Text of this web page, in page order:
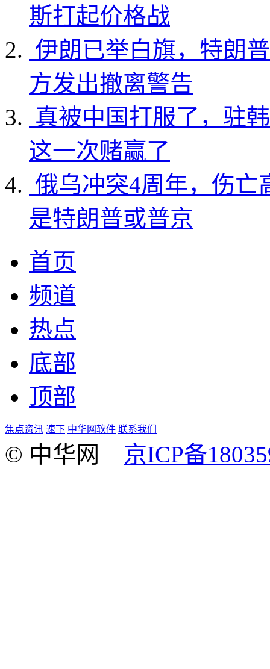
斯打起价格战
伊朗已举白旗，特朗
方发出撤离警告
真被中国打服了，驻
这一次赌赢了
俄乌冲突4周年，伤亡
是特朗普或普京
首页
频道
热点
底部
顶部
焦点资讯 速下 中华网软件 联系我们
© 中华网 京ICP备